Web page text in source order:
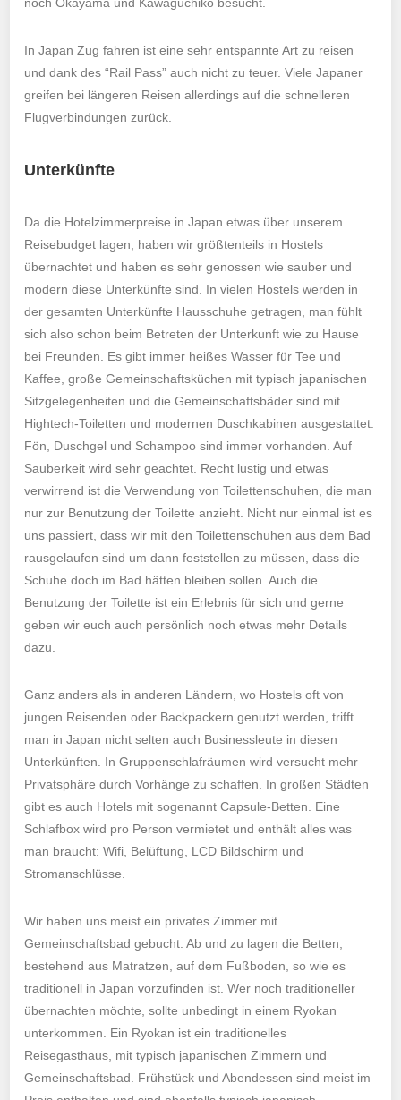
In Japan Zug fahren ist eine sehr entspannte Art zu reisen
und dank des “Rail Pass” auch nicht zu teuer. Viele Japaner
greifen bei längeren Reisen allerdings auf die schnelleren
Flugverbindungen zurück.
Unterkünfte
Da die Hotelzimmerpreise in Japan etwas über unserem
Reisebudget lagen, haben wir größtenteils in Hostels
übernachtet und haben es sehr genossen wie sauber und
modern diese Unterkünfte sind. In vielen Hostels werden in
der gesamten Unterkünfte Hausschuhe getragen, man fühlt
sich also schon beim Betreten der Unterkunft wie zu Hause
bei Freunden. Es gibt immer heißes Wasser für Tee und
Kaffee, große Gemeinschaftsküchen mit typisch japanischen
Sitzgelegenheiten und die Gemeinschaftsbäder sind mit
Hightech-Toiletten und modernen Duschkabinen ausgestattet.
Fön, Duschgel und Schampoo sind immer vorhanden. Auf
Sauberkeit wird sehr geachtet. Recht lustig und etwas
verwirrend ist die Verwendung von Toilettenschuhen, die man
nur zur Benutzung der Toilette anzieht. Nicht nur einmal ist es
uns passiert, dass wir mit den Toilettenschuhen aus dem Bad
rausgelaufen sind um dann feststellen zu müssen, dass die
Schuhe doch im Bad hätten bleiben sollen. Auch die
Benutzung der Toilette ist ein Erlebnis für sich und gerne
geben wir euch auch persönlich noch etwas mehr Details
dazu.
Ganz anders als in anderen Ländern, wo Hostels oft von
jungen Reisenden oder Backpackern genutzt werden, trifft
man in Japan nicht selten auch Businessleute in diesen
Unterkünften. In Gruppenschlafräumen wird versucht mehr
Privatsphäre durch Vorhänge zu schaffen. In großen Städten
gibt es auch Hotels mit sogenannt Capsule-Betten. Eine
Schlafbox wird pro Person vermietet und enthält alles was
man braucht: Wifi, Belüftung, LCD Bildschirm und
Stromanschlüsse.
Wir haben uns meist ein privates Zimmer mit
Gemeinschaftsbad gebucht. Ab und zu lagen die Betten,
bestehend aus Matratzen, auf dem Fußboden, so wie es
traditionell in Japan vorzufinden ist. Wer noch traditioneller
übernachten möchte, sollte unbedingt in einem Ryokan
unterkommen. Ein Ryokan ist ein traditionelles
Reisegasthaus, mit typisch japanischen Zimmern und
Gemeinschaftsbad. Frühstück und Abendessen sind meist im